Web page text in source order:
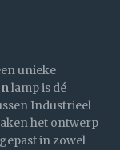
unieke
lamp is dé
Industrieel
het ontwerp
in zowel